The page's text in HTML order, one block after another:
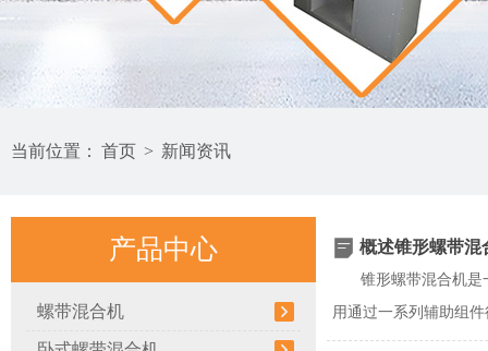
当前位置： 首页 > 新闻资讯
产品中心
螺带混合机
概述锥形螺带混
锥形螺带混合机是
用通过一系列辅助组